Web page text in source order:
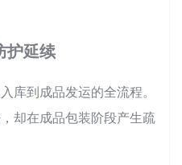
护延续
库到成品发运的全流程。
却在成品包装阶段产生疏